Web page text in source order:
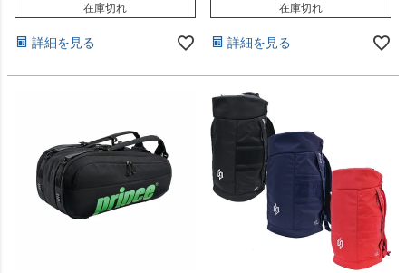
在庫切れ
詳細を見る
在庫切れ
詳細を見る